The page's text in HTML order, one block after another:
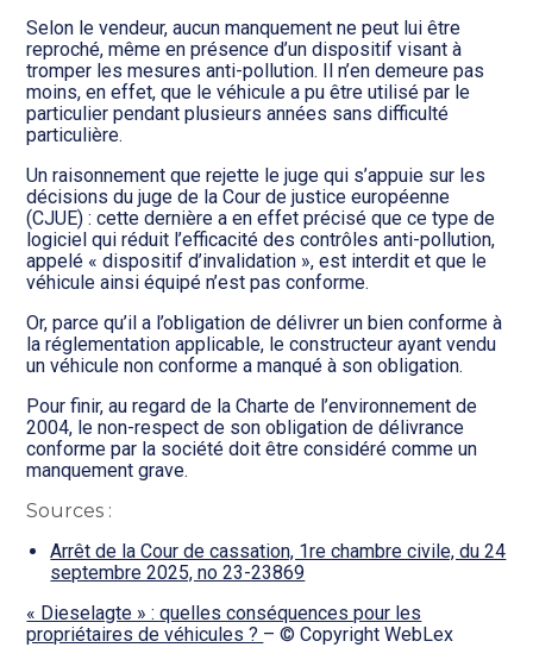
Selon le vendeur, aucun manquement ne peut lui être
reproché, même en présence d’un dispositif visant à
tromper les mesures anti-pollution. Il n’en demeure pas
moins, en effet, que le véhicule a pu être utilisé par le
particulier pendant plusieurs années sans difficulté
particulière.
Un raisonnement que rejette le juge qui s’appuie sur les
décisions du juge de la Cour de justice européenne
(CJUE) : cette dernière a en effet précisé que ce type de
logiciel qui réduit l’efficacité des contrôles anti-pollution,
appelé « dispositif d’invalidation », est interdit et que le
véhicule ainsi équipé n’est pas conforme.
Or, parce qu’il a l’obligation de délivrer un bien conforme à
la réglementation applicable, le constructeur ayant vendu
un véhicule non conforme a manqué à son obligation.
Pour finir, au regard de la Charte de l’environnement de
2004, le non-respect de son obligation de délivrance
conforme par la société doit être considéré comme un
manquement grave.
Sources :
Arrêt de la Cour de cassation, 1re chambre civile, du 24
septembre 2025, no 23-23869
« Dieselagte » : quelles conséquences pour les
propriétaires de véhicules ? – © Copyright WebLex